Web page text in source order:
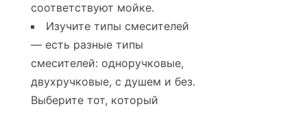
соответствуют мойке.
Изучите типы смесителей
— есть разные типы
смесителей: одноручковые,
двухручковые, с душем и без.
Выберите тот, который